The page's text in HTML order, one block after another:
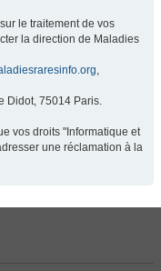
le traitement de vos
la direction de Maladies
,
Didot, 75014 Paris.
vos droits "Informatique et
une réclamation à la